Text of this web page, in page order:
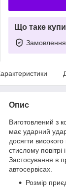
Що таке
Замовлення
Опис
Виготовлений з
має ударний
досягти
стислому повітрі
Застосування в
автосервісах.
Розмір